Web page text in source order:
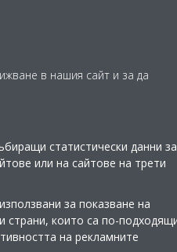
в нашия сайт и за да
статистически данни за
или на сайтове на трети
за показване на
страни, които са по-
на рекламните